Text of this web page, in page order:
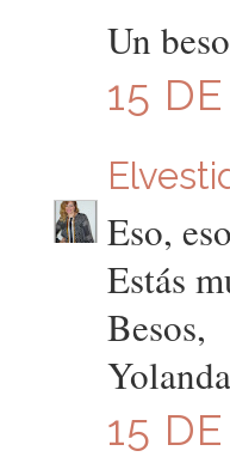
Un beso
15
Eso,
Estás
Besos,
15